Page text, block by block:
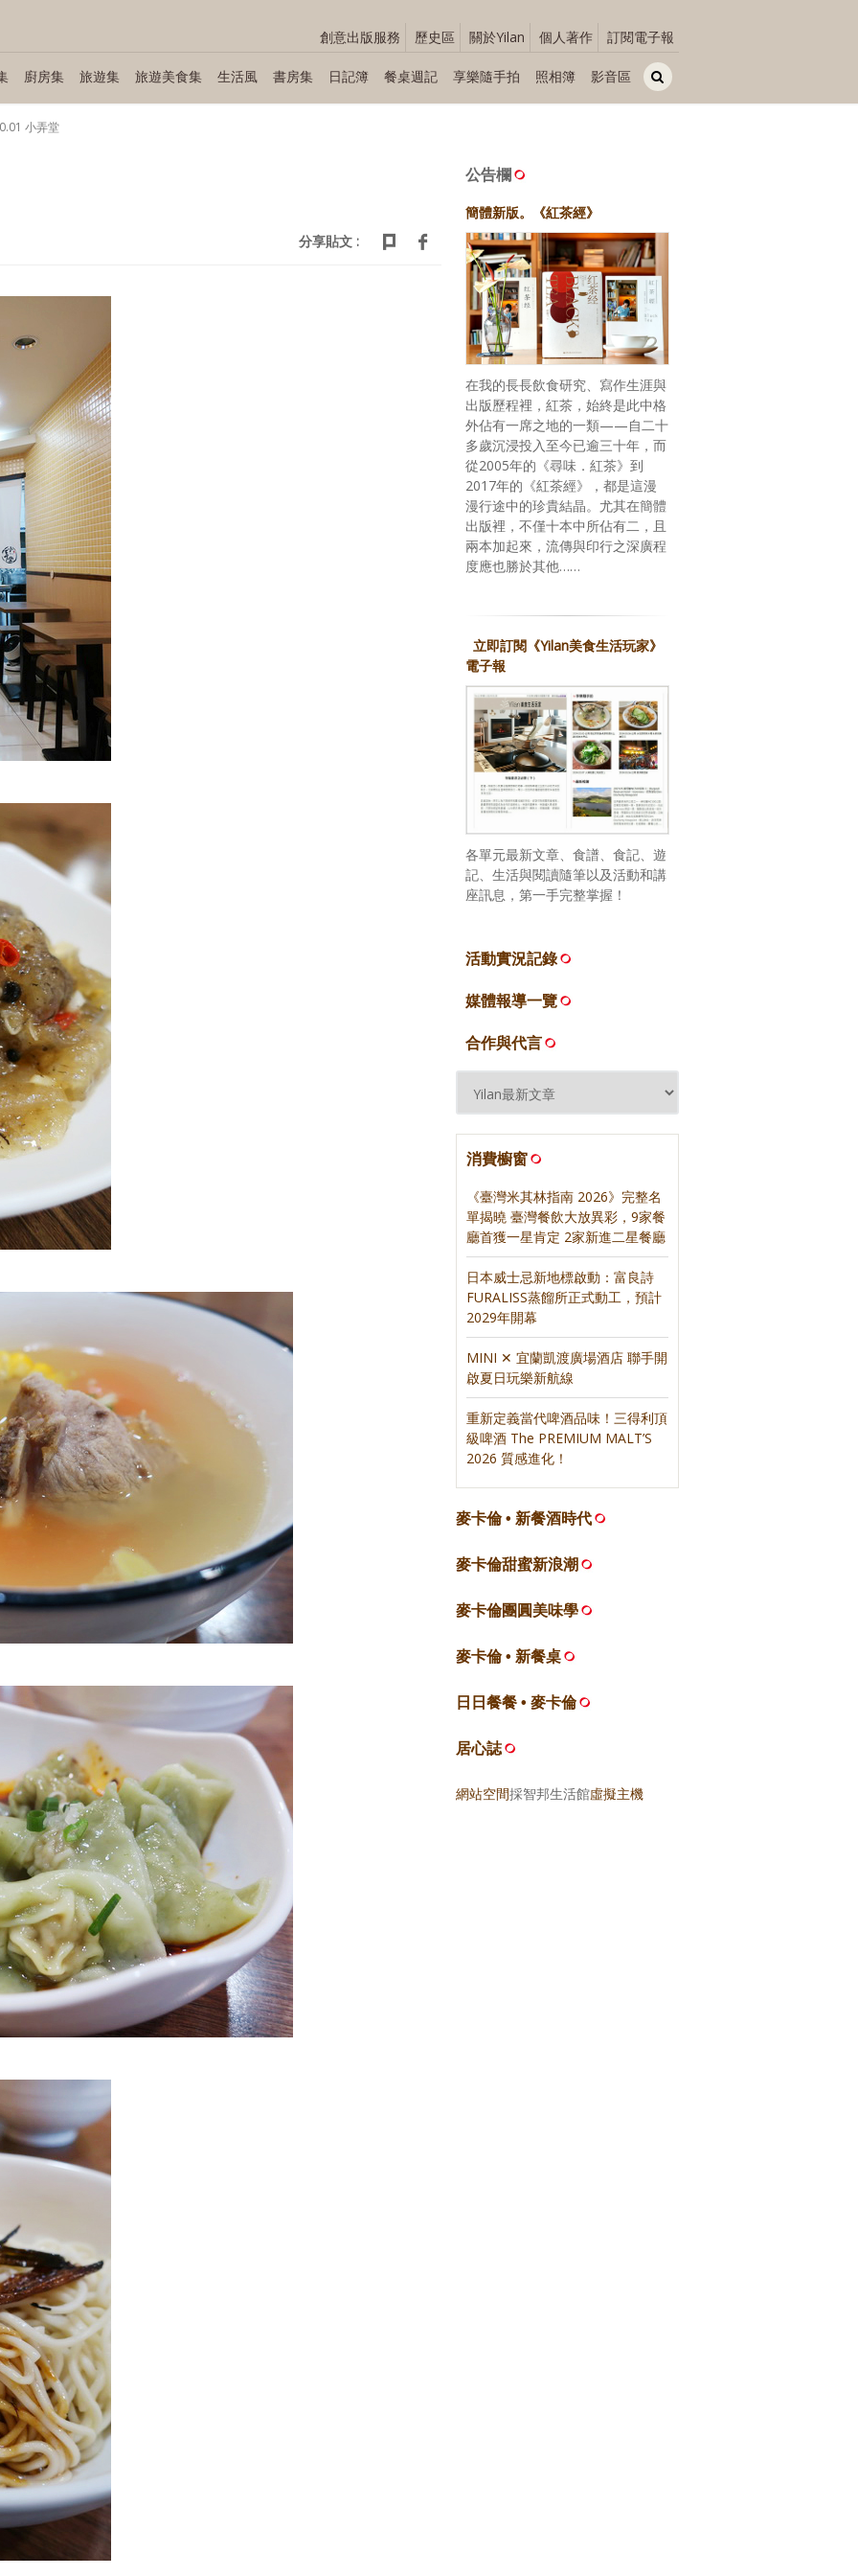
創意出版服務 歷史區 關於Yilan 個人著作 訂閱電子報
廚房集 旅遊集 旅遊美食集 生活風 書房集 日記簿 餐桌週記 享樂隨手拍 照相簿 影音區
小弄堂
分享貼文 :
公告欄
簡體新版。《紅茶經》
在我的長長飲食研究、寫作生涯與
出版歷程裡，紅茶，始終是此中格
外佔有一席之地的一類——自二十
多歲沉浸投入至今已逾三十年，而
從2005年的《尋味．紅茶》到
2017年的《紅茶經》，都是這漫
漫行途中的珍貴結晶。尤其在簡體
出版裡，不僅十本中所佔有二，且
兩本加起來，流傳與印行之深廣程
度應也勝於其他……
立即訂閱《Yilan美食生活玩家》
電子報
各單元最新文章、食譜、食記、遊
記、生活與閱讀隨筆以及活動和講
座訊息，第一手完整掌握！
活動實況記錄
媒體報導一覽
合作與代言
消費櫥窗
《臺灣米其林指南 2026》完整名
單揭曉 臺灣餐飲大放異彩，9家餐
廳首獲一星肯定 2家新進二星餐廳
日本威士忌新地標啟動：富良詩
FURALISS蒸餾所正式動工，預計
2029年開幕
MINI ✕ 宜蘭凱渡廣場酒店 聯手開
啟夏日玩樂新航線
重新定義當代啤酒品味！三得利頂
級啤酒 The PREMIUM MALT’S
2026 質感進化！
麥卡倫 • 新餐酒時代
麥卡倫甜蜜新浪潮
麥卡倫團圓美味學
麥卡倫 • 新餐桌
日日餐餐 • 麥卡倫
居心誌
網站空間採智邦生活館虛擬主機